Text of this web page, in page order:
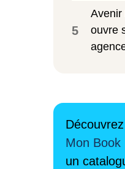
5
Avenir
ouvre
Découvrez
Mon Book
un